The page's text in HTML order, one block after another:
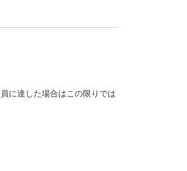
に達した場合はこの限りでは